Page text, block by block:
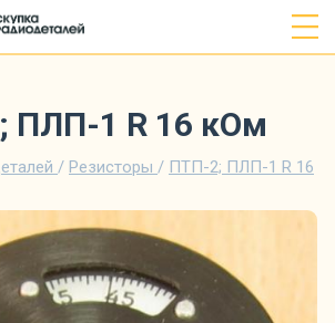
ПЛП-1 R 16 кОм
/ Резисторы / ПТП-2; ПЛП-1 R 16